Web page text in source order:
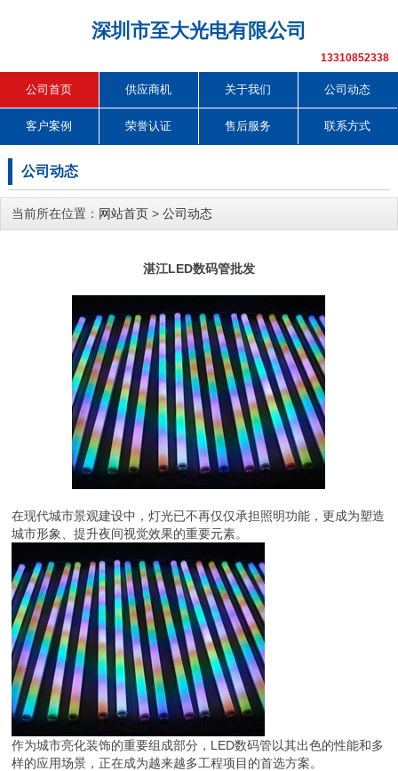
深圳市至大光电有限公司
13310852338
公司首页 供应商机 关于我们 公司动态
客户案例 荣誉认证 售后服务 联系方式
公司动态
当前所在位置： 网站首页 > 公司动态
湛江LED数码管批发
在现代城市景观建设中，灯光已不再仅仅承担照明功能，更成为塑造
城市形象、提升夜间视觉效果的重要元素。
作为城市亮化装饰的重要组成部分，LED数码管以其出色的性能和多
样的应用场景，正在成为越来越多工程项目的首选方案。